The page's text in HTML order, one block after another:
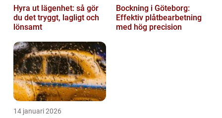
Hyra ut lägenhet: så gör
du det tryggt, lagligt och
lönsamt
Bockning i Göteborg:
Effektiv plåtbearbetning
med hög precision
14 januari 2026